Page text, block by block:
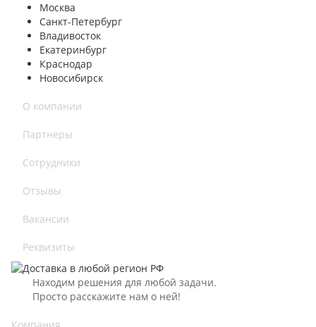
Москва
Санкт-Петербург
Владивосток
Екатеринбург
Краснодар
Новосибирск
О компании
Партнеры
Сотрудники
Отзывы
Вакансии
Реквизиты
Находим решения для любой задачи.
Просто расскажите нам о ней!